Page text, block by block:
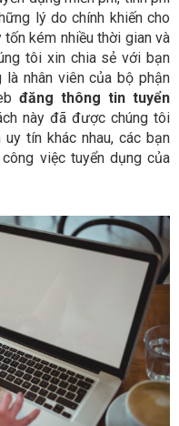
lý do chính khiến cho
kém nhiều thời gian và
tôi xin chia sẻ với bạn
nhân viên của bộ phận
đăng thông tin tuyển
này đã được chúng tôi
tín khác nhau, các bạn
việc tuyển dụng của